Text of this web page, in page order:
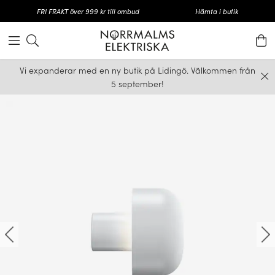
FRI FRAKT över 999 kr till ombud Hämta i butik
Vi expanderar med en ny butik på Lidingö. Välkommen från
5 september!